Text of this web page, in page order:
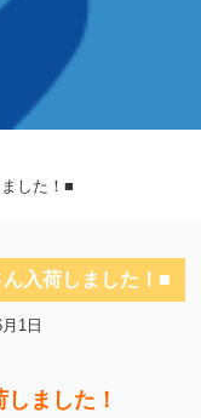
した！■
入荷しました！■
1日
ました！